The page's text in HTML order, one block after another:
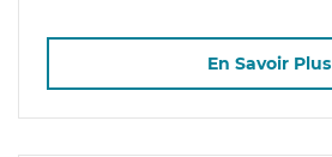
En Savoir Plus